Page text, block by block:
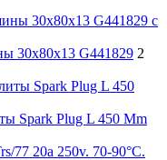
30x80x13 G441829 2
Spark Plug L 450 Mm